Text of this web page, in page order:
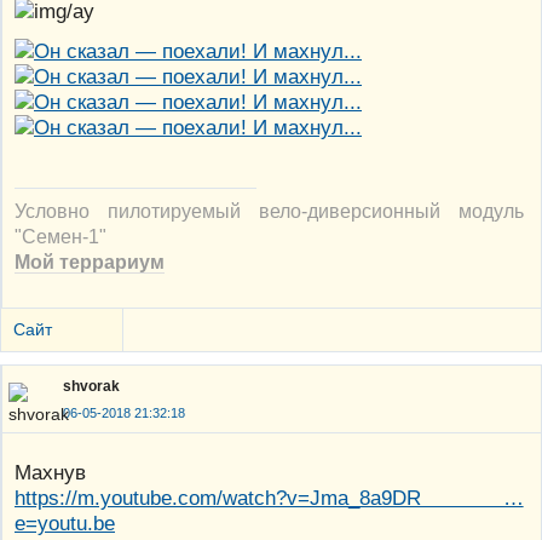
Условно пилотируемый вело-диверсионный модуль
"Семен-1"
Мой террариум
Сайт
shvorak
06-05-2018 21:32:18
Махнув
https://m.youtube.com/watch?v=Jma_8a9DR …
e=youtu.be